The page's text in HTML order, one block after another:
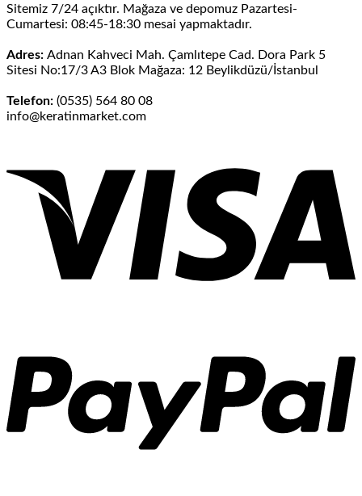
Sitemiz 7/24 açıktır. Mağaza ve depomuz Pazartesi-
Cumartesi: 08:45-18:30 mesai yapmaktadır.
Adres: Adnan Kahveci Mah. Çamlıtepe Cad. Dora Park 5
Sitesi No:17/3 A3 Blok Mağaza: 12 Beylikdüzü/İstanbul
Telefon: (0535) 564 80 08
info@keratinmarket.com